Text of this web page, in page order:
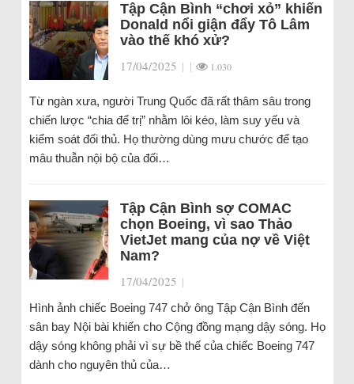
Tập Cận Bình “chơi xỏ” khiến
Donald nổi giận đẩy Tô Lâm
vào thế khó xử?
17/04/2025 | | 1.030
Từ ngàn xưa, người Trung Quốc đã rất thâm sâu trong
chiến lược “chia để trị” nhằm lôi kéo, làm suy yếu và
kiểm soát đối thủ. Họ thường dùng mưu chước để tạo
mâu thuẫn nội bộ của đối…
Tập Cận Bình sợ COMAC
chọn Boeing, vì sao Thảo
VietJet mang của nợ về Việt
Nam?
17/04/2025 |
Hình ảnh chiếc Boeing 747 chở ông Tập Cận Bình đến
sân bay Nội bài khiến cho Cộng đồng mạng dậy sóng. Họ
dậy sóng không phải vì sự bề thế của chiếc Boeing 747
dành cho nguyên thủ của…